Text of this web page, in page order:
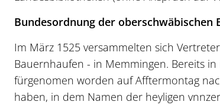
Bundesordnung der oberschwäbischen
Im März 1525 versammelten sich
Bauernhaufen - in Memmingen. Bereits
fürgenomen worden auf Afftermontag
haben, in dem Namen der heyligen